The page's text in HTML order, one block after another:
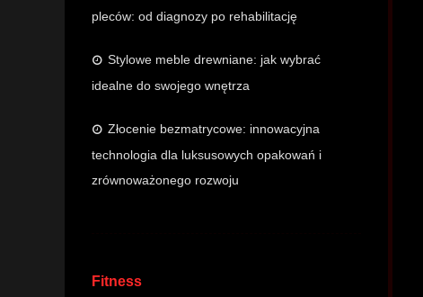
pleców: od diagnozy po rehabilitację
Stylowe meble drewniane: jak wybrać
idealne do swojego wnętrza
Złocenie bezmatrycowe: innowacyjna
technologia dla luksusowych opakowań i
zrównoważonego rozwoju
Fitness